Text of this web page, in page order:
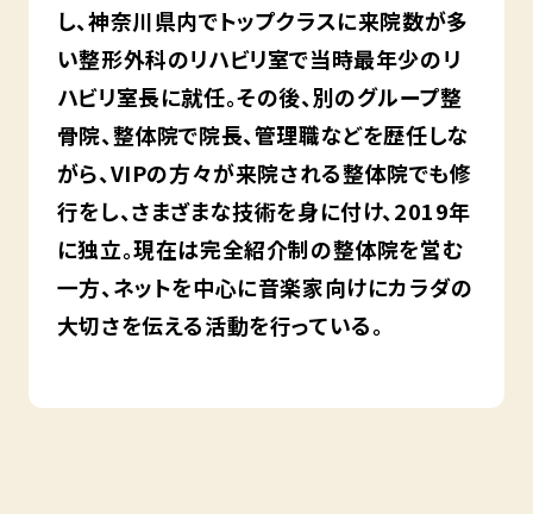
し、神奈川県内でトップクラスに来院数が多
い整形外科のリハビリ室で当時最年少のリ
ハビリ室長に就任。その後、別のグループ整
骨院、整体院で院長、管理職などを歴任しな
がら、VIPの方々が来院される整体院でも修
行をし、さまざまな技術を身に付け、2019年
に独立。現在は完全紹介制の整体院を営む
一方、ネットを中心に音楽家向けにカラダの
大切さを伝える活動を行っている。